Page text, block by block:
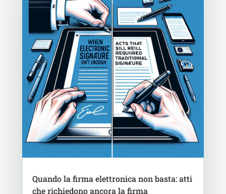
Quando la firma elettronica non basta: atti
che richiedono ancora la firma